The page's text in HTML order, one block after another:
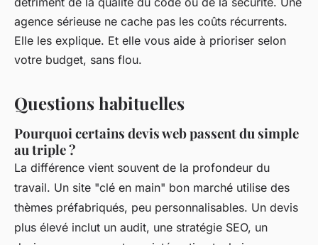
agence sérieuse ne cache pas les coûts récurrents.
Elle les explique. Et elle vous aide à prioriser selon
votre budget, sans flou.
Questions habituelles
Pourquoi certains devis web passent du simple
au triple ?
La différence vient souvent de la profondeur du
travail. Un site "clé en main" bon marché utilise des
thèmes préfabriqués, peu personnalisables. Un devis
plus élevé inclut un audit, une stratégie SEO, un